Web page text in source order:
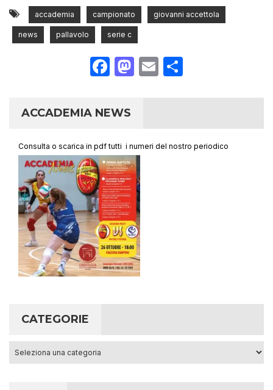
accademia campionato giovanni accettola
news pallavolo serie c
Facebook
Mastodon
Email
ACCADEMIA NEWS
Consulta o scarica in pdf tutti i numeri del nostro periodico
CATEGORIE